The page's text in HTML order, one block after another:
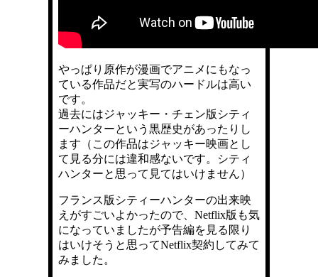
やっぱり原作が漫画でアニメにもなっ
ている作品だと実写のハードルは高い
です。
過去にはジャッキー・チェン版シティ
ーハンターという黒歴史があったりし
ます（この作品はジャッキー映画とし
て見る分には違和感ないです。シティ
ハンターと思って見てはいけません）
フランス版シティーハンターの出来映
えがすごいよかったので、Netflix版も気
になっていましたが予告編を見る限り
はいけそうと思ってNetflix契約してみて
みました。